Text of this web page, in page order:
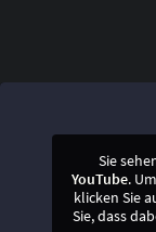
Sie
YouTube.
klicken Sie
Sie, dass